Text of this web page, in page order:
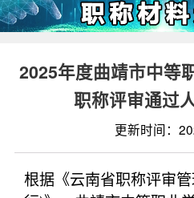
2025年度曲靖市中等
职称评审通过
更新时间：
根据《云南省职称评审